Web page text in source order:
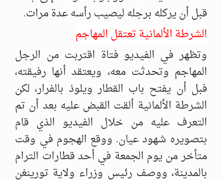
قبل أن يركله برجله ليصيب رأسه عدة مرات.
الشرطة الألمانية تعتقل المهاجم
وتظهر في الفيديو فتاة اقتربت من الرجل
المهاجم وتحدثت معه، ويعتقد أنها رفيقته،
فبل أن يفتح باب القطار ويلوذ بالفرار، لكن
الشرطة الألمانية ألقت القبض عليه بعد أن تم
التعرف عليه من خلال الفيديو الذي قام
بتصويره شهود عيان. ووقع الهجوم في وقت
متأخر من يوم الجمعة في أحد قطارات الترام
بالمدينة، ووصف رئيس وزراء ولاية تورينغن